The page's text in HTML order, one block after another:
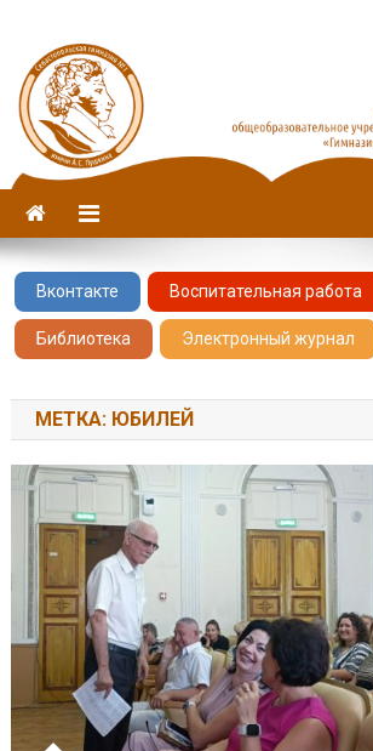
Вконтакте Воспитательная работа
Библиотека Электронный журнал
МЕТКА: ЮБИЛЕЙ